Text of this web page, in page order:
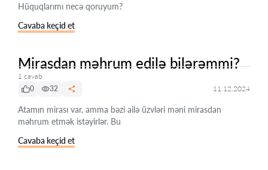
Hüquqlarımı necə qoruyum?
Cavaba keçid et
Mirasdan məhrum edilə bilərəmmi?
1 cavab
0
32 11.12.2024
Atamın mirası var, amma bəzi ailə üzvləri məni mirasdan
məhrum etmək istəyirlər. Bu
Cavaba keçid et